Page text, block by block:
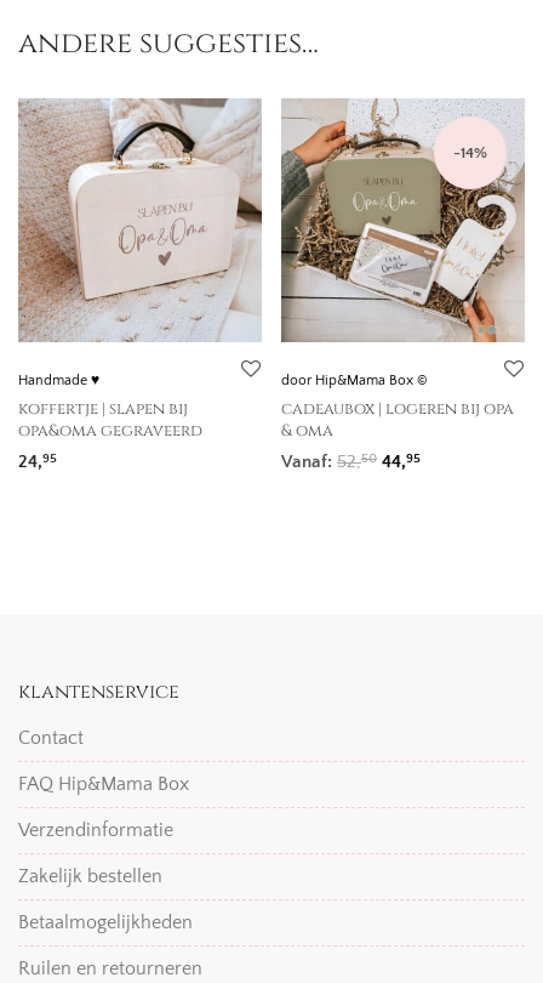
andere suggesties…
Handmade ♥
koffertje | slapen bij
opa&oma gegraveerd
24,95
-14%
door Hip&Mama Box ©
cadeaubox | logeren bij opa
& oma
Vanaf: 52,50 Oorspronkelijke
44,95Huidige prijs
klantenservice
Contact
FAQ Hip&Mama Box
Verzendinformatie
Zakelijk bestellen
Betaalmogelijkheden
Ruilen en retourneren